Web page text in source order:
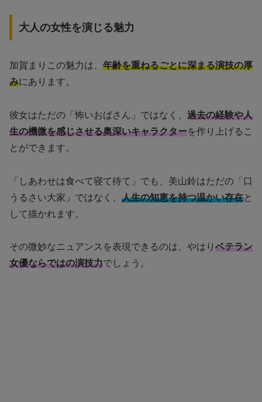
大人の女性を演じる魅力
加賀まりこの魅力は、 年齢を重ねるごとに深まる演技の厚
みにあります。
彼女はただの「怖いおばさん」ではなく、 過去の経験や人
生の機微を感じさせる奥深いキャラクターを作り上げるこ
とができます。
「しあわせは食べて寝て待て」でも、美山鈴はただの「口
うるさい大家」ではなく、 人生の知恵を持つ温かい存在と
して描かれます。
その微妙なニュアンスを表現できるのは、やはり ベテラン
女優ならではの演技力でしょう。